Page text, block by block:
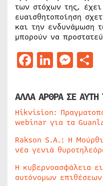
των στόχων της,
ευαισθητοποίηση
και την ενδυνάμωση
μπορούν να
Facebook
ΑΛΛΑ ΑΡΘΡΑ ΣΕ ΑΥΤΗ
Hikvision:
webinar για τα
Rakson S.A.: Η
νέα γενιά
Η κυβερνοασφάλεια
αυτόνομων επιθέσεων